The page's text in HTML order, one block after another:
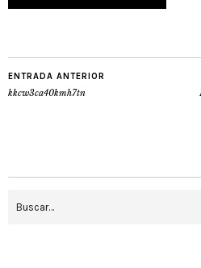
ENTRADA ANTERIOR
kkcw3ca40kmh7tn